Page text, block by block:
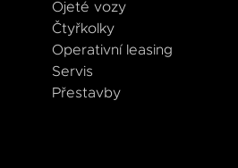
Ojeté vozy
Čtyřkolky
Operativní leasing
Servis
Přestavby